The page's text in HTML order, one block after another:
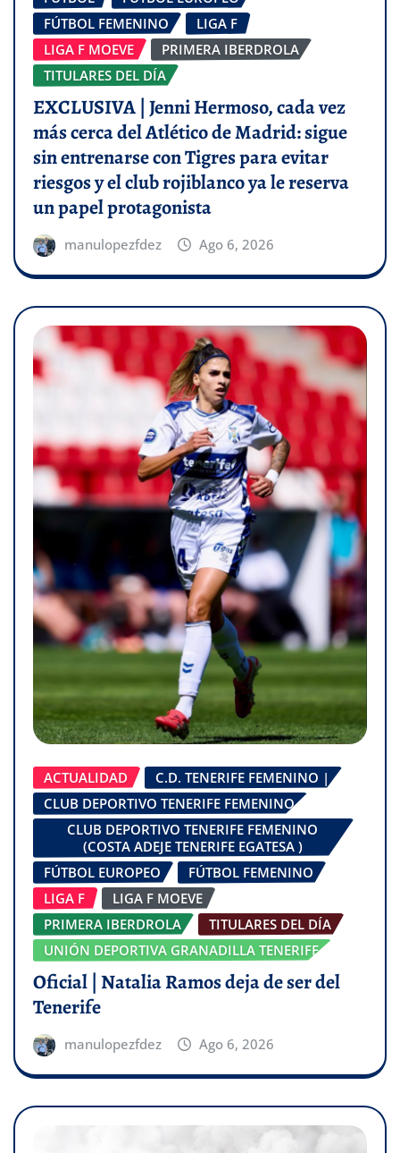
FÚTBOL FEMENINO
LIGA F
LIGA F MOEVE
PRIMERA IBERDROLA
TITULARES DEL DÍA
EXCLUSIVA | Jenni Hermoso, cada vez
más cerca del Atlético de Madrid: sigue
sin entrenarse con Tigres para evitar
riesgos y el club rojiblanco ya le reserva
un papel protagonista
manulopezfdez Ago 6, 2026
ACTUALIDAD
C.D. TENERIFE FEMENINO |
CLUB DEPORTIVO TENERIFE FEMENINO
CLUB DEPORTIVO TENERIFE FEMENINO
(COSTA ADEJE TENERIFE EGATESA )
FÚTBOL EUROPEO
FÚTBOL FEMENINO
LIGA F
LIGA F MOEVE
PRIMERA IBERDROLA
TITULARES DEL DÍA
UNIÓN DEPORTIVA GRANADILLA TENERIFE
Oficial | Natalia Ramos deja de ser del
Tenerife
manulopezfdez Ago 6, 2026